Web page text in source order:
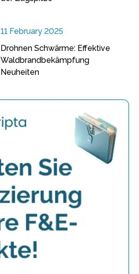
11 February 2025
Drohnen Schwärme: Effektive
Waldbrandbekämpfung
Neuheiten